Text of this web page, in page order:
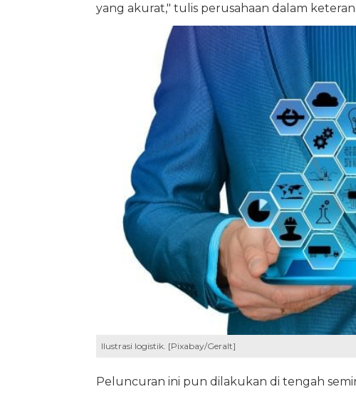
yang akurat," tulis perusahaan dalam
Ilustrasi logistik. [Pixabay/Geralt]
Peluncuran ini pun dilakukan di tengah